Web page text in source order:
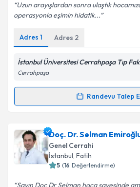
Kişisel verilerimin işlenmesine
Metni'ni okudum ve kişisel
kapsamda işlenmesini kabul
Takvim Talebini
Uzun arayışlardan sonra ulaştık
operasyonla eşimin hidatik...
Adres 1 Adres 2
İstanbul Üniversitesi Cerrahpaşa Tıp
Cerrahpaşa
Randevu Talep
Randevu Takvimi Talebi
Prof. Dr. Recep Özgültekiniçin
talebi oluşturun. Size bu uzmandan
için bir takvim hazırlandığında e-
bilgilendireceğiz.
E-posta Adresiniz
Doç. Dr. Selman
Genel Cerrahi
İstanbul, Fatih
5 (16 Değerlendirme)
Sayın Doç Dr Selman hoca sayesinde